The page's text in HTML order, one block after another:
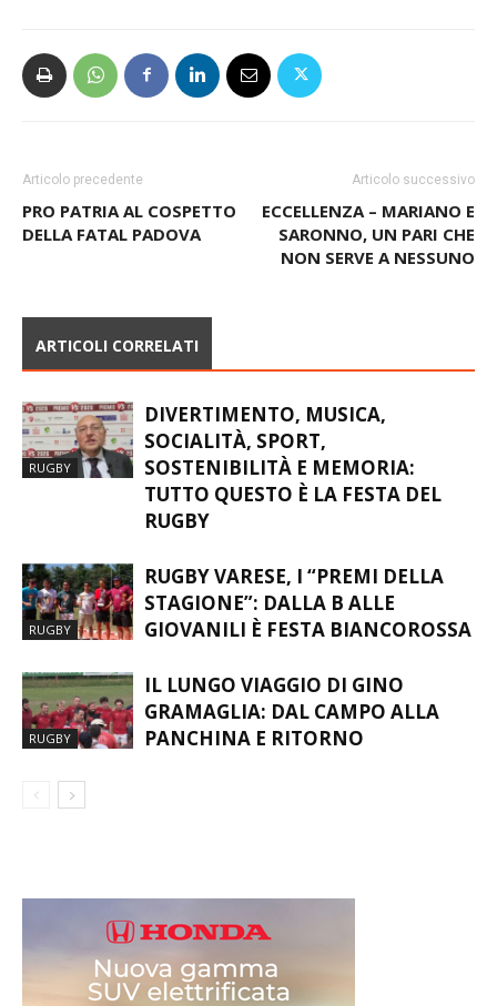
Articolo precedente
PRO PATRIA AL COSPETTO
DELLA FATAL PADOVA
Articolo successivo
ECCELLENZA – MARIANO E
SARONNO, UN PARI CHE
NON SERVE A NESSUNO
ARTICOLI CORRELATI
RUGBY
DIVERTIMENTO, MUSICA,
SOCIALITÀ, SPORT,
SOSTENIBILITÀ E MEMORIA:
TUTTO QUESTO È LA FESTA DEL
RUGBY
RUGBY
RUGBY VARESE, I “PREMI DELLA
STAGIONE”: DALLA B ALLE
GIOVANILI È FESTA BIANCOROSSA
RUGBY
IL LUNGO VIAGGIO DI GINO
GRAMAGLIA: DAL CAMPO ALLA
PANCHINA E RITORNO